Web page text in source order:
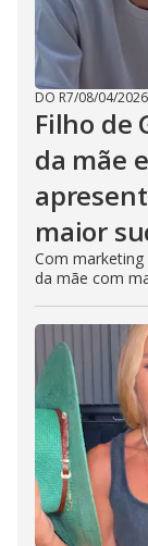
DO R7/08/04/2026
Filho de
da mãe
maior
Com
da mãe com